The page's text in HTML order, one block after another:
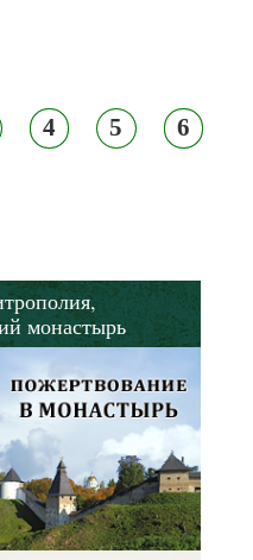
4 5 6
монастырь